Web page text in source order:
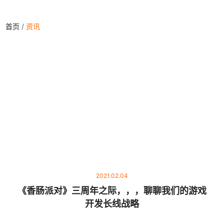
首页 /资讯
2021.02.04
《香肠派对》三周年之际，，，聊聊我们的游戏
开发长线战略